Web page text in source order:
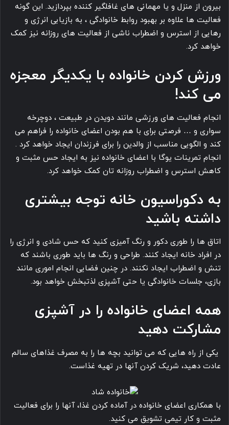
بیرون از منزل و یا مهمانی های غافلگیر کننده بپردازید. این گونه
فعالیت ها علاوه بر بهبود روابط خانوادگی ، به بازیابی انرژی و
رهایی از استرس و اضطراب ناشی از فعالیت های روزانه نیز کمک
خواهد کرد.
ورزش کردن خانواده با یکدیگر معجزه
می کند‍!
انجام فعالیت های ورزشی مانند دویدن در طبیعت ، دوچرخه
سواری و … فرصتی برای با هم بودن اعضای خانواده را فراهم می
‎کند و الگویی مناسب از والدین را برای فرزندان ایجاد خواهد کرد .
انجام تمرینات یوگا با اعضای خانواده نیز به ایجاد حس مثبت و
کاهش استرس و اضطراب روزانه تان کمک خواهد کرد.
به دکوراسیون خانه توجه بیشتری
داشته باشید
اتاق ها را طوری دکور و رنگ آمیزی کنید که حس شادی و انرژی را
در افراد خانه ایجاد کنند. طراحی و رنگ ها باید طوری باشند که
تنش و اضطراب ایجاد نکنند. در چنین فضایی انجام اموری مانند
بازی، جلسات خانوادگی یا حتی آشپزی لذتبخش خواهد بود.
همه اعضای خانواده را در آشپزی
مشارکت دهید
یکی از راه هایی که می توانید بچه ها را به مصرف غذاهای سالم
عادت دهید، شریک کردن آنها در تهیه غذاست.
با همکاری اعضای خانواده در آماده کردن غذا، آنها را برای فعالیت
مثبت و کار تیمی تشویق می کنید.